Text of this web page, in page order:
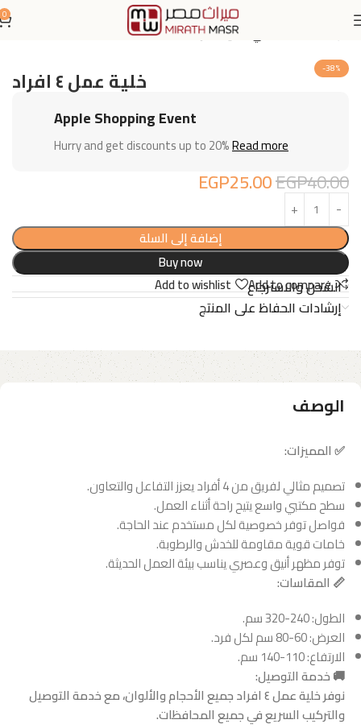
0
خلايا عمل
-38% خلية عمل ٤ افراد
Apple Shopping Event
Hurry and get discounts up to 20%Read more
EGP40.00
EGP25.00
إضافة إلى السلة
Buy now
Add to compare
Add to wishlist
الشحن والاسترجاع
إرشادات الحفاظ على المنتج
الوصف
✅ المميزات:
تصميم مثالي لفريق من 4 أفراد يعزز التفاعل والتعاون.
سطح مكتبي واسع يتيح راحة أثناء العمل.
فواصل توفر خصوصية لكل مستخدم عند الحاجة.
خامات قوية مقاومة للخدش والرطوبة.
توفر مظهر أنيق وعصري يناسب بيئة العمل الحديثة.
📏 المقاسات:
الطول: 240-320 سم.
العرض: 60-80 سم لكل فرد.
الارتفاع: 110-140 سم.
🚚 خدمة التوصيل:
نوفر خلية عمل ٤ افراد جميع الأحجام والألوان، مع خدمة التوصيل
والتركيب السريع في جميع المحافظات.